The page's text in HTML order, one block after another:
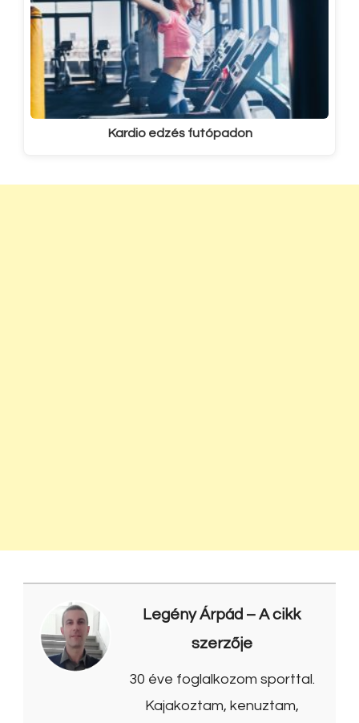
Kardio edzés futópadon
Legény Árpád – A cikk
szerzője
30 éve foglalkozom sporttal.
Kajakoztam, kenuztam,